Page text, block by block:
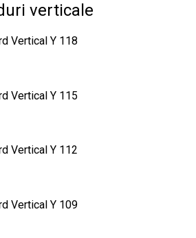
verticale
Vertical Y 118
Vertical Y 115
Vertical Y 112
Vertical Y 109